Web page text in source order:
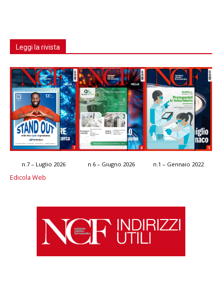
Leggi la rivista
n.7 – Luglio 2026 n.6 – Giugno 2026 n.1 – Gennaio 2022
Edicola Web